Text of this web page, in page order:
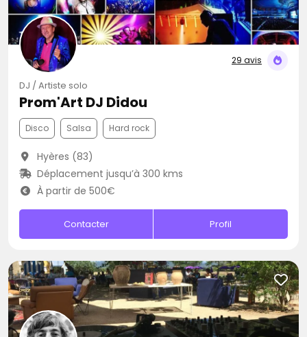
29 avis
DJ / Artiste solo
Prom'Art DJ Didou
Disco Salsa Hard rock
Hyères (83)
Déplacement jusqu’à 300 kms
À partir de 500€
Contacter Profil